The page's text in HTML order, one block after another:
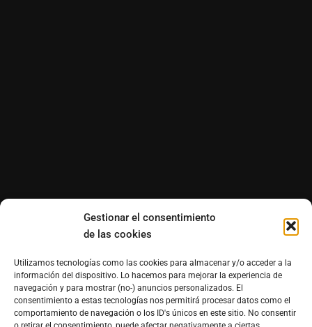
Gestionar el consentimiento
de las cookies
Utilizamos tecnologías como las cookies para almacenar y/o acceder a la
información del dispositivo. Lo hacemos para mejorar la experiencia de
navegación y para mostrar (no-) anuncios personalizados. El
consentimiento a estas tecnologías nos permitirá procesar datos como el
comportamiento de navegación o los ID's únicos en este sitio. No consentir